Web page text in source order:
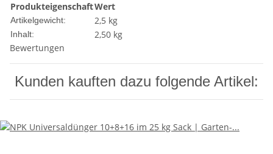
ProdukteigenschaftWert
Artikelgewicht: 2,5 kg
Inhalt:
2,50 kg
Bewertungen
Kunden kauften dazu folgende Artikel: